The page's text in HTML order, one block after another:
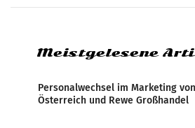
systematische
Meistgelesene
Personalwechsel im Marketing
Österreich und Rewe Großhandel